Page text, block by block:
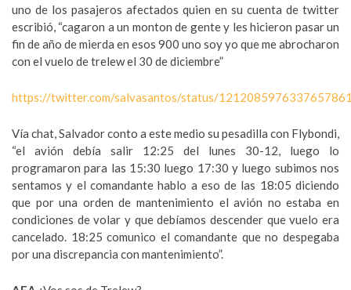
uno de los pasajeros afectados quien en su cuenta de twitter
escribió, “cagaron a un monton de gente y les hicieron pasar un
fin de año de mierda en esos 900 uno soy yo que me abrocharon
con el vuelo de trelew el 30 de diciembre”
https://twitter.com/salvasantos/status/
Vía chat, Salvador conto a este medio su pesadilla con Flybondi,
“el avión debía salir 12:25 del lunes 30-12, luego lo
programaron para las 15:30 luego 17:30 y luego subimos nos
sentamos y el comandante hablo a eso de las 18:05 diciendo
que por una orden de mantenimiento el avión no estaba en
condiciones de volar y que debíamos descender que vuelo era
cancelado. 18:25 comunico el comandante que no despegaba
por una discrepancia con mantenimiento”.